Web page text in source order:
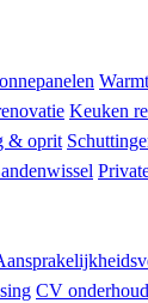
Keuken
& oprit
CV onderhoud